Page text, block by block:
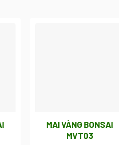
MAI VÀNG BONSAI
MVT03